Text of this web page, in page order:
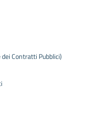
Contratti Pubblici)